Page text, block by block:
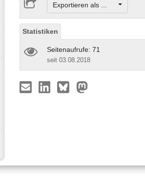
Exportieren als ...
Statistiken
Seitenaufrufe: 71
seit 03.08.2018